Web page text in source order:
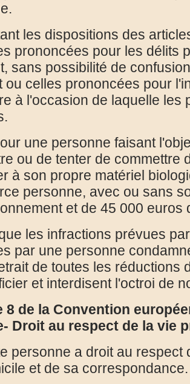
les dispositions des
prononcées pour les délits
sans possibilité de
ou celles prononcées pour
à l'occasion de laquelle les
une personne faisant
ou de tenter de
à son propre matériel
personne, avec ou sans
et de 45 000 euros
les infractions prévues
par une personne
de toutes les réductions
et interdisent l'octroi de
8 de la Convention
Droit au respect de la vie
personne a droit au
et de sa